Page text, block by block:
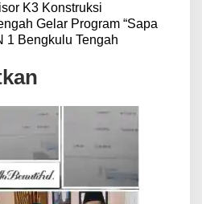
K3 Konstruksi
Gelar Program “Sapa
1 Bengkulu Tengah